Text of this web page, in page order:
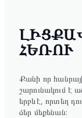
ՀԵՌՈՒ
Քանի որ
շարունակում է
երբևէ, որտեղ
ձեր մեքենան: